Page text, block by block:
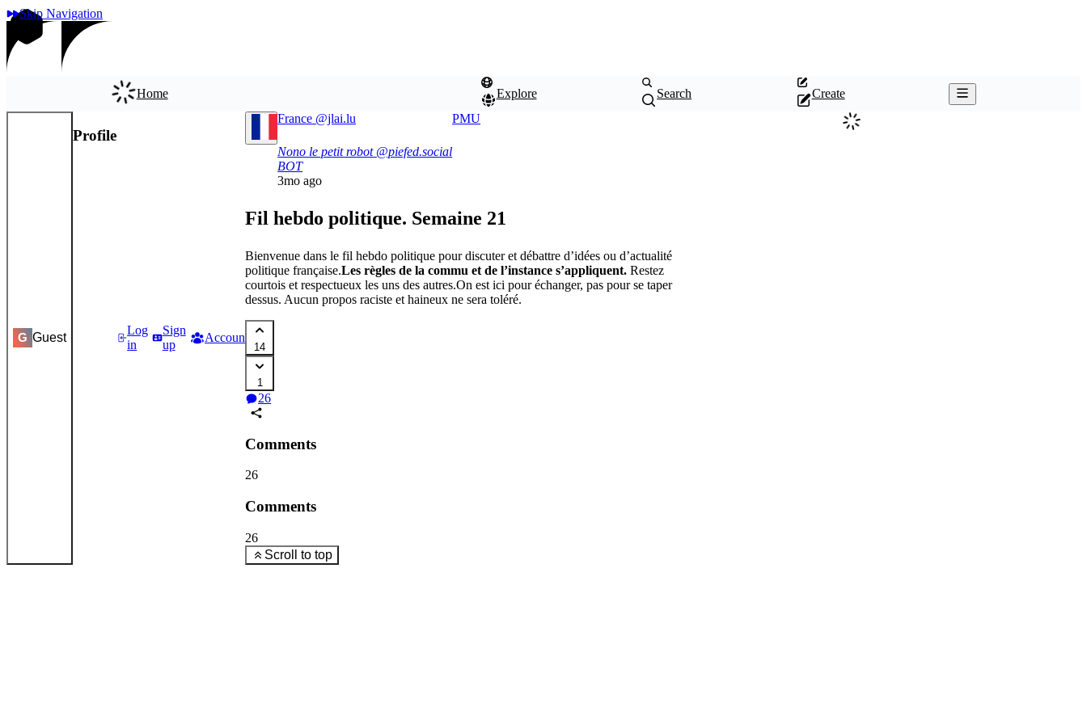
Skip Navigation
Home Explore Search Create
G Guest
Profile
Log
in
Sign
up
Accounts
France @jlai.lu
Nono le petit robot @piefed.social
BOT
3mo ago
PMU
Fil hebdo politique. Semaine 21
Bienvenue dans le fil hebdo politique pour discuter et débattre d’idées ou d’actualité
politique française.Les règles de la commu et de l’instance s’appliquent. Restez
courtois et respectueux les uns des autres.On est ici pour échanger, pas pour se taper
dessus. Aucun propos raciste et haineux ne sera toléré.
14
1
26
Comments
26
Comments
26
Scroll to top